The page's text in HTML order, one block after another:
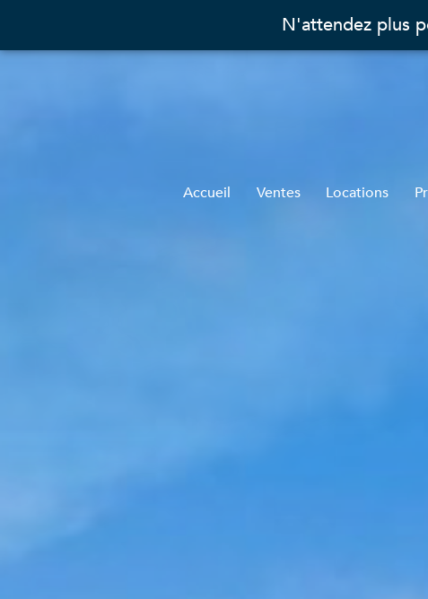
N'attendez plus
Accueil Ventes Locations